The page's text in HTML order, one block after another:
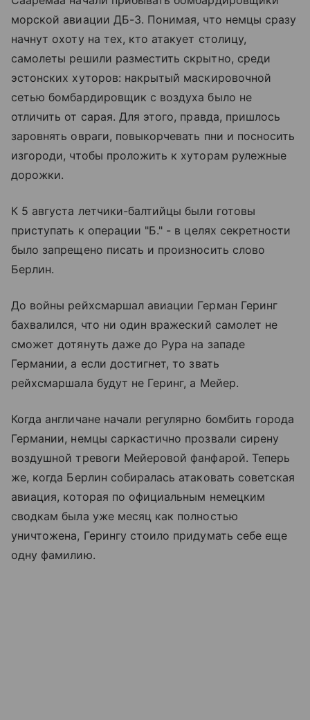
морской авиации ДБ-3. Понимая, что немцы сразу
начнут охоту на тех, кто атакует столицу,
самолеты решили разместить скрытно, среди
эстонских хуторов: накрытый маскировочной
сетью бомбардировщик с воздуха было не
отличить от сарая. Для этого, правда, пришлось
заровнять овраги, повыкорчевать пни и посносить
изгороди, чтобы проложить к хуторам рулежные
дорожки.
К 5 августа летчики-балтийцы были готовы
приступать к операции "Б." - в целях секретности
было запрещено писать и произносить слово
Берлин.
До войны рейхсмаршал авиации Герман Геринг
бахвалился, что ни один вражеский самолет не
сможет дотянуть даже до Рура на западе
Германии, а если достигнет, то звать
рейхсмаршала будут не Геринг, а Мейер.
Когда англичане начали регулярно бомбить города
Германии, немцы саркастично прозвали сирену
воздушной тревоги Мейеровой фанфарой. Теперь
же, когда Берлин собиралась атаковать советская
авиация, которая по официальным немецким
сводкам была уже месяц как полностью
уничтожена, Герингу стоило придумать себе еще
одну фамилию.